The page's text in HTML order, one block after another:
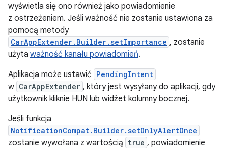
wyświetla się ono również jako powiadomienie
z ostrzeżeniem. Jeśli ważność nie zostanie ustawiona za
pomocą metody
CarAppExtender.Builder.setImportance , zostanie
użyta ważność kanału powiadomień.
Aplikacja może ustawić PendingIntent
w CarAppExtender , który jest wysyłany do aplikacji, gdy
użytkownik kliknie HUN lub widżet kolumny bocznej.
Jeśli funkcja
NotificationCompat.Builder.setOnlyAlertOnce
zostanie wywołana z wartością true , powiadomienie